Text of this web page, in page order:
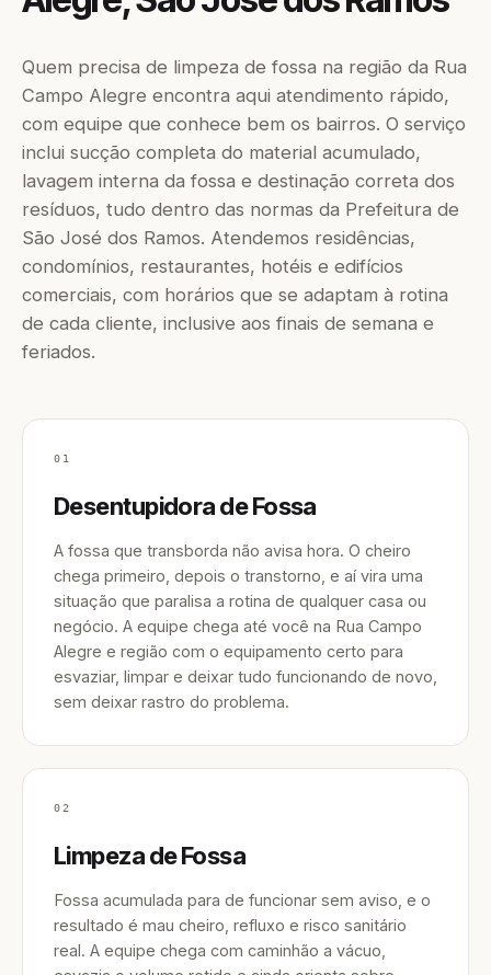
Quem precisa de limpeza de fossa na região da Rua
Campo Alegre encontra aqui atendimento rápido,
com equipe que conhece bem os bairros. O serviço
inclui sucção completa do material acumulado,
lavagem interna da fossa e destinação correta dos
resíduos, tudo dentro das normas da Prefeitura de
São José dos Ramos. Atendemos residências,
condomínios, restaurantes, hotéis e edifícios
comerciais, com horários que se adaptam à rotina
de cada cliente, inclusive aos finais de semana e
feriados.
01
Desentupidora de Fossa
A fossa que transborda não avisa hora. O cheiro
chega primeiro, depois o transtorno, e aí vira uma
situação que paralisa a rotina de qualquer casa ou
negócio. A equipe chega até você na Rua Campo
Alegre e região com o equipamento certo para
esvaziar, limpar e deixar tudo funcionando de novo,
sem deixar rastro do problema.
02
Limpeza de Fossa
Fossa acumulada para de funcionar sem aviso, e o
resultado é mau cheiro, refluxo e risco sanitário
real. A equipe chega com caminhão a vácuo,